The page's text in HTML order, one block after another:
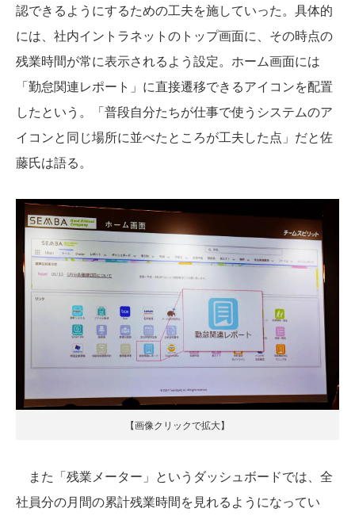
認できるようにするための工夫を施していった。具体的
には、社内イントラネットのトップ画面に、その時点の
残業時間が常に表示されるよう設定。ホーム画面には
「勤怠関連レポート」に直接遷移できるアイコンを配置
したという。「普段自分たちが仕事で使うシステムのア
イコンと同じ場所に並べたところが工夫した点」だと佐
藤氏は語る。
【画像クリックで拡大】
また「残業メーター」というダッシュボードでは、全
社員分の月間の累計残業時間を見れるようになってい